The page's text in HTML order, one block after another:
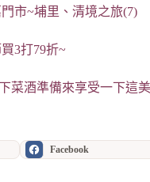
3打79折~
菜酒準備來享受一下這
Facebook